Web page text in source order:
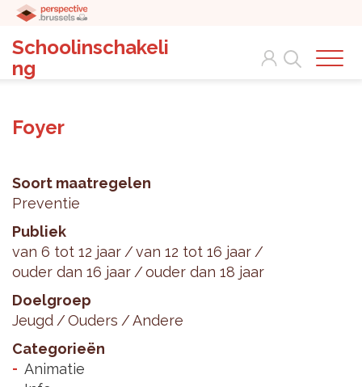
Schoolinschakeli
ng
Search
Foyer
Soort maatregelen
Preventie
Publiek
van 6 tot 12 jaar
van 12 tot 16 jaar
ouder dan 16 jaar
ouder dan 18 jaar
Doelgroep
Jeugd
Ouders
Andere
Categorieën
Animatie